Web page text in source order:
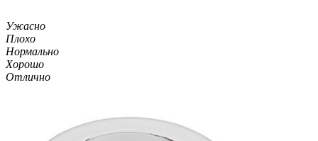
Ужасно
Плохо
Нормально
Хорошо
Отлично